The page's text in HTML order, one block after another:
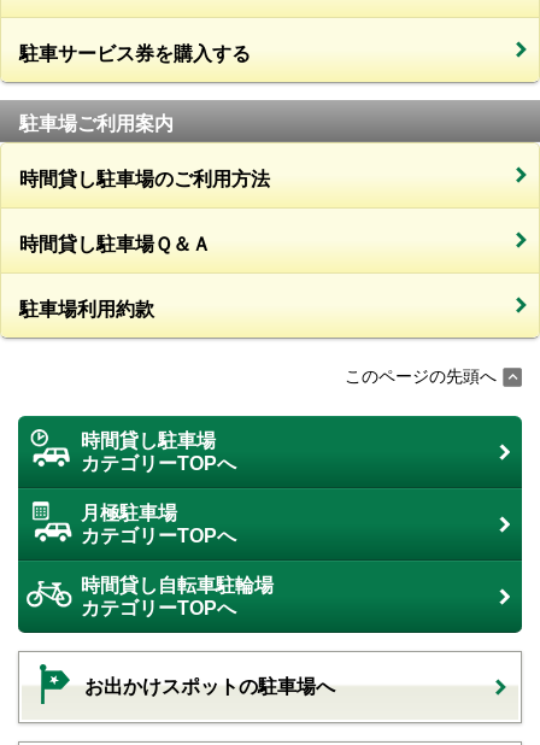
駐車サービス券を購入する
駐車場ご利用案内
時間貸し駐車場のご利用方法
時間貸し駐車場Ｑ＆Ａ
駐車場利用約款
このページの先頭へ
時間貸し駐車場
カテゴリーTOPへ
月極駐車場
カテゴリーTOPへ
時間貸し自転車駐輪場
カテゴリーTOPへ
お出かけスポットの駐車場へ